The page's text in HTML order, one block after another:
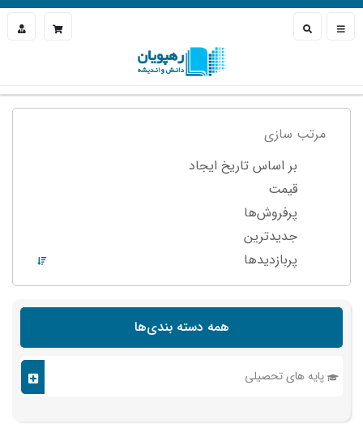
مرتب سازی
بر اساس تاریخ ایجاد
قیمت
پرفروش‌ها
جدیدترین
پربازدید‌ها
همه دسته بندی‌ها
پایه های تحصیلی